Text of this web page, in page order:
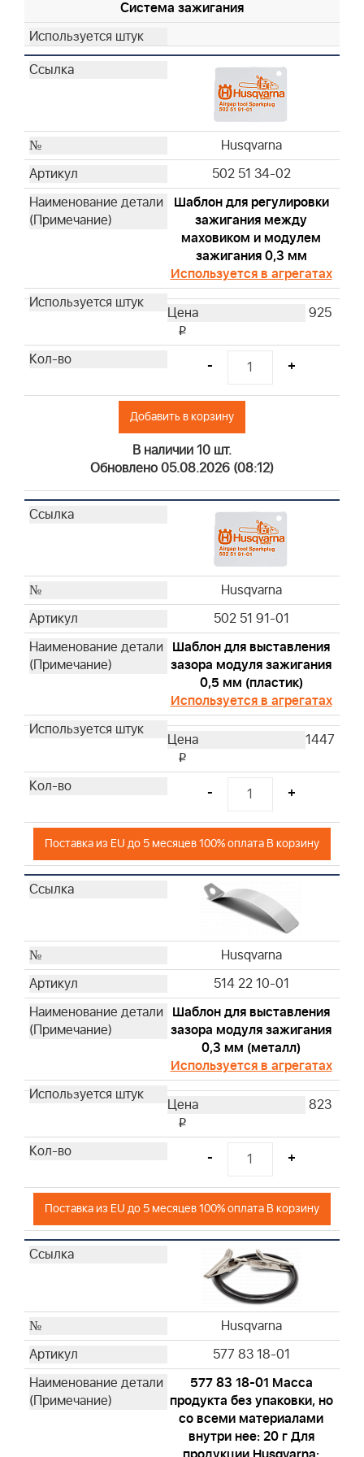
Husqvarna
Husqvarna
Husqvarna
Husqvarna
Husqvarna
Husqvarna
Husqvarna
Husqvarna
Husqvarna
Husqvarna
Husqvarna
Husqvarna
Husqvarna
Husqvarna
Husqvarna
Husqvarna
Husqvarna
Husqvarna
Husqvarna
Husqvarna
Husqvarna
Husqvarna
Husqvarna
Husqvarna
Husqvarna
Husqvarna
Husqvarna
Husqvarna
Husqvarna
Husqvarna
Husqvarna
Husqvarna
Husqvarna
Husqvarna
Husqvarna
Husqvarna
Husqvarna
Husqvarna
Husqvarna
Husqvarna
Husqvarna
Husqvarna
Husqvarna
Husqvarna
Husqvarna
Husqvarna
Husqvarna
Husqvarna
Husqvarna
Husqvarna
997240
19598
19069
19165
Система зажигания
Husqvarna
502 51 34-02
Шаблон для регулировки
зажигания между
маховиком и модулем
зажигания 0,3 мм
Используется в агрегатах
925
i
- +
Добавить в корзину
В наличии 10 шт.
Обновлено 05.08.2026 (08:12)
Husqvarna
502 51 91-01
Шаблон для выставления
зазора модуля зажигания
0,5 мм (пластик)
Используется в агрегатах
1447
i
- +
Поставка из EU до 5 месяцев 100% оплата В корзину
Husqvarna
514 22 10-01
Шаблон для выставления
зазора модуля зажигания
0,3 мм (металл)
Используется в агрегатах
823
i
- +
Поставка из EU до 5 месяцев 100% оплата В корзину
Husqvarna
577 83 18-01
577 83 18-01 Масса
продукта без упаковки, но
со всеми материалами
внутри нее: 20 г Для